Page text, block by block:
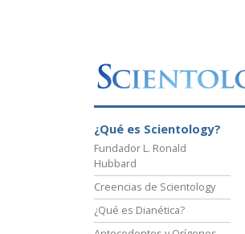
¿Qué es Scientology?
Fundador L. Ronald
Hubbard
Creencias de Scientology
¿Qué es Dianética?